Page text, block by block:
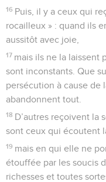
16 Puis, il y a ceux qui
rocailleux » : quand ils
aussitôt avec joie,
17 mais ils ne la laissent
sont inconstants. Que
persécution à cause de
abandonnent tout.
18 D’autres reçoivent la
sont ceux qui écoutent
19 mais en qui elle ne
étouffée par les soucis
richesses et toutes